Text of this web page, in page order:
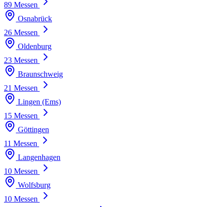
89 Messen
Osnabrück
26 Messen
Oldenburg
23 Messen
Braunschweig
21 Messen
Lingen (Ems)
15 Messen
Göttingen
11 Messen
Langenhagen
10 Messen
Wolfsburg
10 Messen